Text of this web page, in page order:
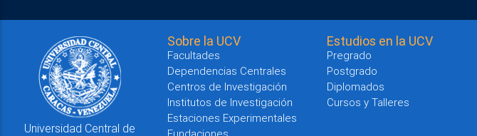
Universidad Central de
Sobre la UCV
Facultades
Dependencias Centrales
Centros de Investigación
Institutos de Investigación
Estaciones Experimentales
Estudios en la UCV
Pregrado
Postgrado
Diplomados
Cursos y Talleres